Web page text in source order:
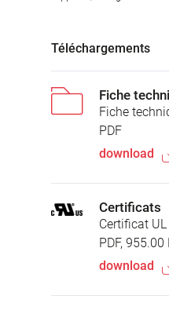
Téléchargements
Fiche
Fiche
PDF
download
Certificats
Certificat UL
PDF, 955.00
download